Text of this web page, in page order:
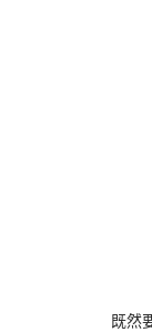
既然